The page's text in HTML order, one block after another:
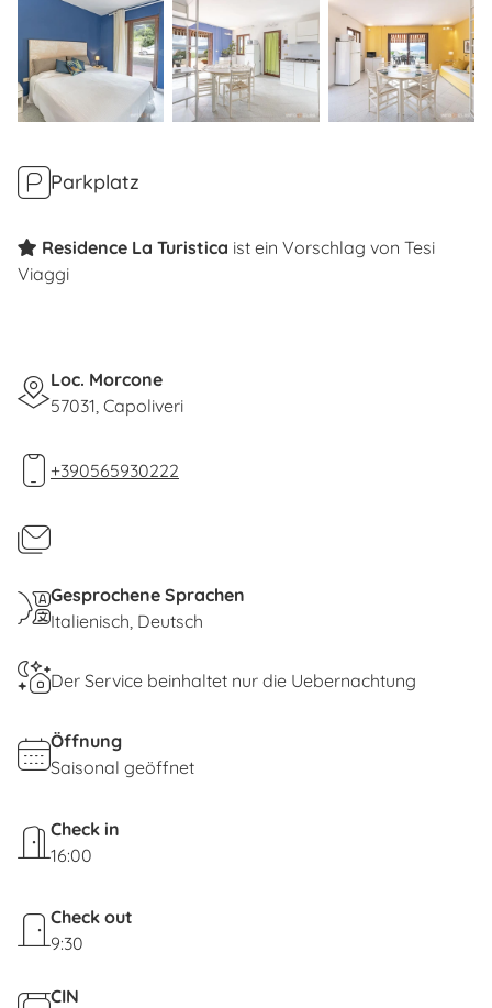
Parkplatz
Residence La Turistica ist ein Vorschlag von Tesi
Viaggi
Loc. Morcone
57031, Capoliveri
+390565930222
Gesprochene Sprachen
Italienisch Deutsch
Der Service beinhaltet nur die Uebernachtung
Öffnung
Saisonal geöffnet
Check in
16:00
Check out
9:30
CIN